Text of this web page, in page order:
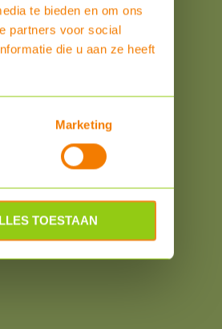
te bieden en om ons
partners voor social
die u aan ze heeft
Marketing
TOESTAAN